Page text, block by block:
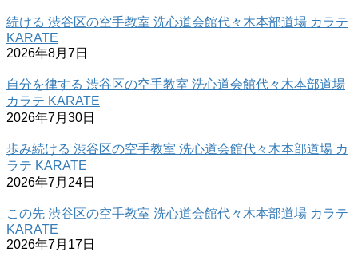
続ける 渋谷区の空手教室 洗心道会館代々木本部道場 カラテ
KARATE
2026年8月7日
自分を律する 渋谷区の空手教室 洗心道会館代々木本部道場
カラテ KARATE
2026年7月30日
歩み続ける 渋谷区の空手教室 洗心道会館代々木本部道場 カ
ラテ KARATE
2026年7月24日
この先 渋谷区の空手教室 洗心道会館代々木本部道場 カラテ
KARATE
2026年7月17日